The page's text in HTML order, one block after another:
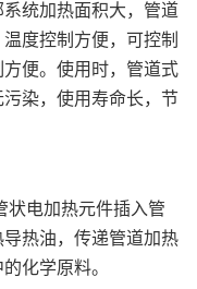
统加热面积大，管道
度控制方便，可控制
方便。使用时，管道式
染，使用寿命长，节
状电加热元件插入管
热油，传递管道加热
化学原料。